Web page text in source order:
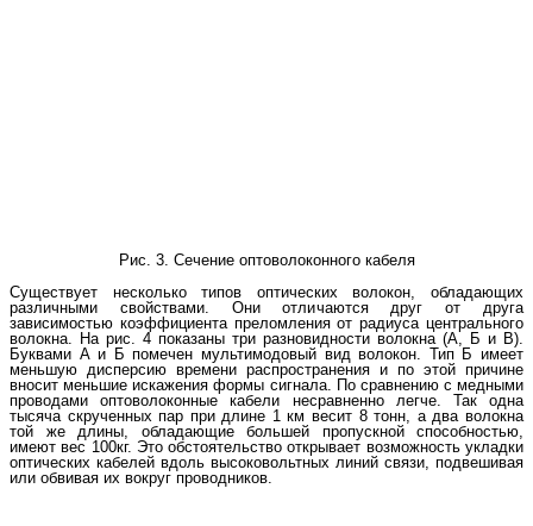
Рис. 3. Сечение оптоволоконного кабеля
Существует несколько типов оптических волокон, обладающих
различными свойствами. Они отличаются друг от друга
зависимостью коэффициента преломления от радиуса центрального
волокна. На рис. 4 показаны три разновидности волокна (А, Б и В).
Буквами А и Б помечен мультимодовый вид волокон. Тип Б имеет
меньшую дисперсию времени распространения и по этой причине
вносит меньшие искажения формы сигнала. По сравнению с медными
проводами оптоволоконные кабели несравненно легче. Так одна
тысяча скрученных пар при длине 1 км весит 8 тонн, а два волокна
той же длины, обладающие большей пропускной способностью,
имеют вес 100кг. Это обстоятельство открывает возможность укладки
оптических кабелей вдоль высоковольтных линий связи, подвешивая
или обвивая их вокруг проводников.